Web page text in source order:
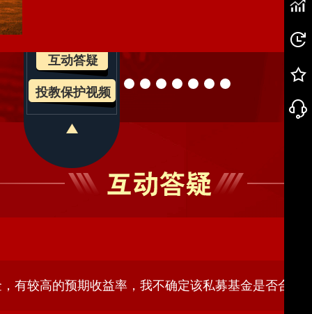
犯罪活动，严重干扰正常的经济金融秩序，破坏社会
收益等手段，以各种形式作掩护，引诱投资者上当受
资者损失难以追回。需要注意的是，投资者参与非法
非法金融业务活动取缔办法》第18条规定，“因参与
货活动，将面临“责任自负，损失自担”的结果。在网
信任何陌生人给你推荐的外汇、期权平台。这些不法
规的投资渠道，擦亮眼睛，全方位预防骗局，提高警
有较高的预期收益率，我不确定该私募基金是否合法
互动答疑
投教保护视频